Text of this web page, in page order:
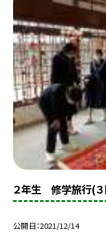
２年生 修学旅行(
公開日 2021/12/14